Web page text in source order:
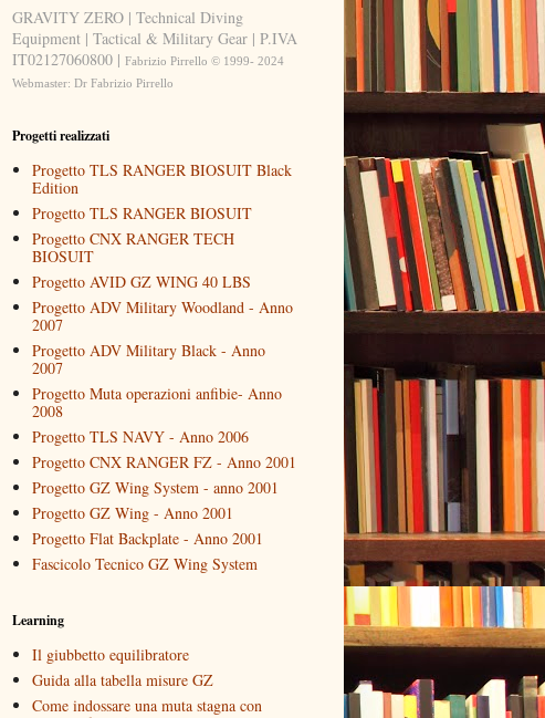
GRAVITY ZERO | Technical Diving
Equipment | Tactical & Military Gear | P.IVA
IT02127060800 | Fabrizio Pirrello © 1999- 2024
Webmaster: Dr Fabrizio Pirrello
Progetti realizzati
Progetto TLS RANGER BIOSUIT Black
Edition
Progetto TLS RANGER BIOSUIT
Progetto CNX RANGER TECH
BIOSUIT
Progetto AVID GZ WING 40 LBS
Progetto ADV Military Woodland - Anno
2007
Progetto ADV Military Black - Anno
2007
Progetto Muta operazioni anfibie- Anno
2008
Progetto TLS NAVY - Anno 2006
Progetto CNX RANGER FZ - Anno 2001
Progetto GZ Wing System - anno 2001
Progetto GZ Wing - Anno 2001
Progetto Flat Backplate - Anno 2001
Fascicolo Tecnico GZ Wing System
Learning
Il giubbetto equilibratore
Guida alla tabella misure GZ
Come indossare una muta stagna con